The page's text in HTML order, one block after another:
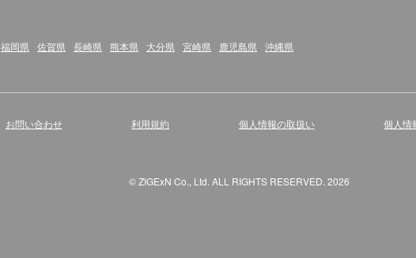
福岡県 佐賀県 長崎県 熊本県 大分県 宮崎県 鹿児島県 沖縄県
お問い合わせ 利用規約 個人情報の取扱い 個人情
© ZIGExN Co., Ltd. ALL RIGHTS RESERVED. 2026